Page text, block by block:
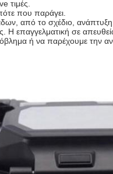
τιμές.
που παράγει.
από το σχέδιο,
επαγγελματική σε
ή να παρέχουμε την